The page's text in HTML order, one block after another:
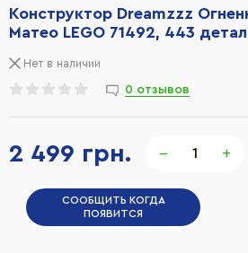
2 499 грн. − +
СООБЩИТЬ КОГДА
ПОЯВИТСЯ
Конструктор Dreamzzz
Матео LEGO 71492, 443
Нет в наличии
0 отзывов